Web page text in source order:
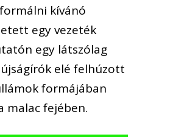
kívánó
egy vezeték
egy látszólag
elé felhúzott
formájában
malac fejében.